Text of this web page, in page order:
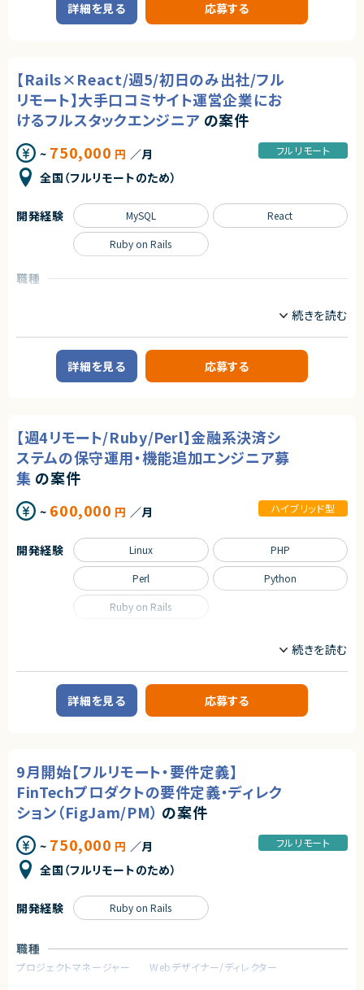
・Web／SaaSプロダクトにおけるPdMまたはそれに準ずる役割の経験
（プロダクト企画、要件定義、改善サイクルへの継続的な関与）
・ユーザー課題を起点とした機能設計・仕様設計の経験
・UI/UXに関する基礎的な知識・判断力
・開発優先度の設計・ロードマップ策定の経験
・関係者（営業・CS・経営層）と連携しながらプロダクトを推進した経験
・障害対応・運用改善など、プロダクト品質に責任を持った経験
・自ら課題を発見し、主体的に意思決定・推進できる姿勢
業務委託(準委任契約)
・自社SaaSプロダクトのリードに携わることができます！
・テックリード／リードエンジニアとしての開発経験
・B2B SaaSプロダクトの開発経験
・AWSなどクラウドインフラの構築・運用経験
契約形態
業務委託(準委任契約)
契約元
株式会社LASSIC
エージェントから
★ 技術リードとして、設計〜実装・技術判断までプロダクトの中核を担えま
★ 少人数チームのため、上流工程から深く関与し、自身の技術判断が価値
★ AI活用を前提とした新機能・新規プロダクト開発に携われる成長フェーズ
の環境です
Ruby on Rails / React を用いたプロダクト開発を中心に、新機能開発から
既存機能の改善、運用まで幅広く携わっていただきます。
（要件定義、設計、実装、コードレビュー）
・パフォーマンス・品質改善、技術的負債への対応
・運用系タスク（問い合わせ対応、軽微な改修等）
・少人数チームでの設計議論、定例MTGへの参加
※チームは5名前後を想定しており、自律的にタスクを推進できる方を歓迎
します。
求めるスキル
【必須スキル】
・Webアプリケーション開発の実務経験（5年以上）
・Ruby on Rails を用いた設計・開発経験（3年以上）
・Reactを用いたフロントエンド開発経験（1年以上）
・要件定義〜設計〜実装〜リリース・運用まで一貫して担当した経験
・チケットや仕様書をもとに、自律的に実装を完了まで進められる方
・B2B SaaSプロダクトの開発経験
・大規模コードベースでのリファクタリング・設計改善経験
・CI/CD環境の構築・改善経験
・AI駆動開発の導入・推進経験
業務委託(準委任契約)
契約元
株式会社LASSIC
エージェントから
要件定義〜設計・実装・運用まで一貫して関われ、プロダクトの中核を担
えます
★ Ruby on Rails × React のモダンな技術スタック
バックエンド・フロントエンド両面でスキルを活かし、技術力を伸ばせる環
★ セキュリティSaaSという成長領域プロダクトに参画
詳細を見る 応募する
【Rails×React/週5/初日のみ出社/フル
リモート】大手口コミサイト運営企業にお
けるフルスタックエンジニア の案件
~ 750,000 円 ／月
全国（フルリモートのため）
フルリモート
職種
業務内容
■企業概要
国内有数のWebサービスを複数展開する、知名度・実績ともに高いインター
ネット企業です。
る口コミ・情報提供型サービスを運営しています。
■業務内容
企画段階から参画し、要件定義、設計、開発、テスト、リリース、運用保守まで
を一気通貫でご担当いただきます。Railsを中心としたバックエンド開発に加
え、Reactを用いたフロントエンド開発も含むフルスタックポジションです。
また、システムアーキテクチャの改善提案・設計・推進や、CI/CDを含む開発
■募集背景
サービス成長に伴う機能拡張・改善を加速させるための体制強化となりま
要件定義／設計／開発／テスト／リリース／運用保守
求めるスキル
・Ruby on Railsを利用した開発のご経験5年以上
尚可スキル
・チーム開発の実務経験
・AIを活用した開発の経験・関心
開発経験 MySQL React
Ruby on Rails
契約形態
業務委託(準委任契約)
契約元
エージェントから
◎Rails×Reactのフルスタック経験を最大限に活かせます！
◎大規模サービスならではのアーキテクチャ改善に挑戦可能！
◎フルリモート中心で働きやすい環境です！
詳細を見る 応募する
【週4リモート/Ruby/Perl】金融系決済シ
ステムの保守運用・機能追加エンジニア募
集 の案件
~ 600,000 円 ／月 ハイブリッド型
業務内容
金融サービス企業における、決済システムの保守運用および機能追加プロ
■業務内容
・既存決済システムの機能追加・改善対応
・保守運用業務全般（障害対応、不具合修正）
・パフォーマンスチューニングおよび品質改善
・Ruby／Perlを用いたバックエンド開発
・要件定義〜実装〜運用保守まで一貫した対応
求めるスキル
・スクリプト言語での開発経験が7年以上
・要件定義経験3年以上
（Perl,PHP,Ruby,Python等）
・Linux環境での開発経験もしくはLAMP経験のある方
・アジャイルの経験
開発経験 Linux PHP
Perl Python
Ruby on Rails
詳細を見る 応募する
9月開始【フルリモート・要件定義】
FinTechプロダクトの要件定義・ディレク
ション（FigJam/PM） の案件
~ 750,000 円 ／月
全国（フルリモートのため）
フルリモート
職種
プロジェクトマネージャー Webデザイナー/ディレクター
開発経験 Ruby on Rails